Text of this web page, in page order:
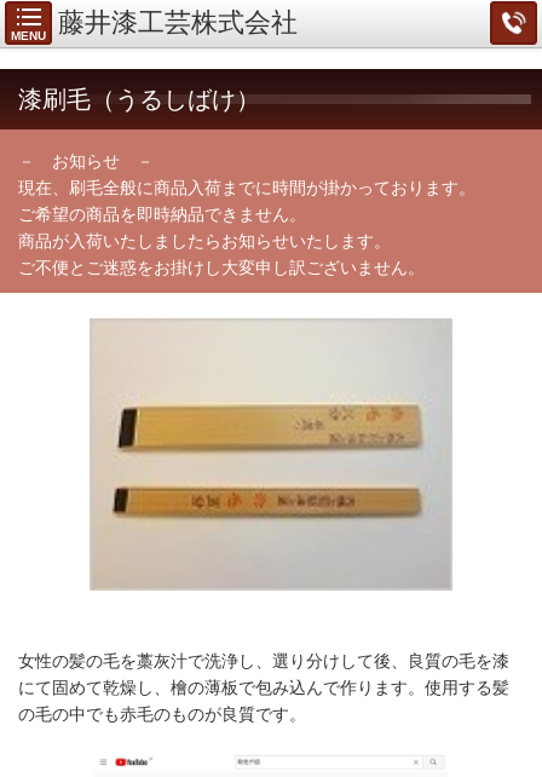
MENU 藤井漆工芸株式会社
漆刷毛（うるしばけ）
－ お知らせ －
現在、刷毛全般に商品入荷までに時間が掛かっております。
ご希望の商品を即時納品できません。
商品が入荷いたしましたらお知らせいたします。
ご不便とご迷惑をお掛けし大変申し訳ございません。
女性の髪の毛を藁灰汁で洗浄し、選り分けして後、良質の毛を漆
にて固めて乾燥し、檜の薄板で包み込んで作ります。使用する髪
の毛の中でも赤毛のものが良質です。